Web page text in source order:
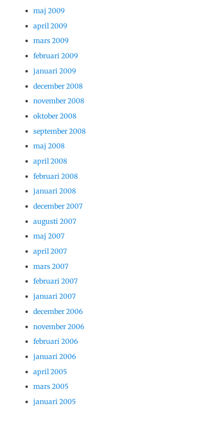
maj 2009
april 2009
mars 2009
februari 2009
januari 2009
december 2008
november 2008
oktober 2008
september 2008
maj 2008
april 2008
februari 2008
januari 2008
december 2007
augusti 2007
maj 2007
april 2007
mars 2007
februari 2007
januari 2007
december 2006
november 2006
februari 2006
januari 2006
april 2005
mars 2005
januari 2005